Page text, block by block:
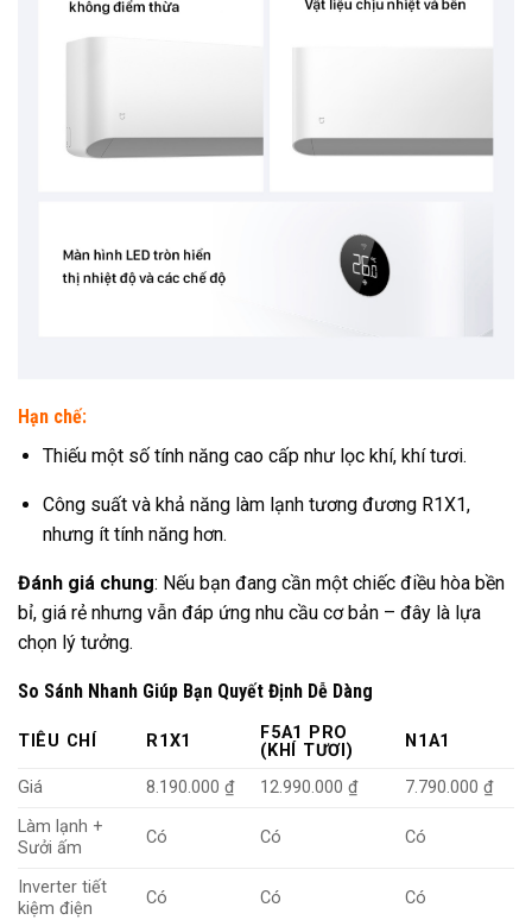
Hạn chế:
Thiếu một số tính năng cao cấp như lọc khí, khí tươi.
Công suất và khả năng làm lạnh tương đương R1X1,
nhưng ít tính năng hơn.
Đánh giá chung: Nếu bạn đang cần một chiếc điều hòa bền
bỉ, giá rẻ nhưng vẫn đáp ứng nhu cầu cơ bản – đây là lựa
chọn lý tưởng.
So Sánh Nhanh Giúp Bạn Quyết Định Dễ Dàng
TIÊU CHÍ R1X1
F5A1 PRO
(KHÍ TƯƠI)
N1A1
Giá 8.190.000 ₫ 12.990.000 ₫
7.790.000 ₫
Làm lạnh +
Sưởi ấm
Có Có Có
Inverter tiết
kiệm điện
Có Có Có